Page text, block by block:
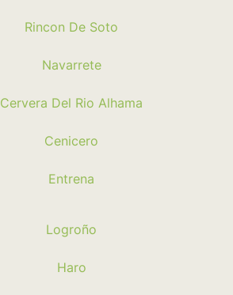
Rincon De Soto
Navarrete
Cervera Del Rio Alhama
Cenicero
Entrena
Logroño
Haro